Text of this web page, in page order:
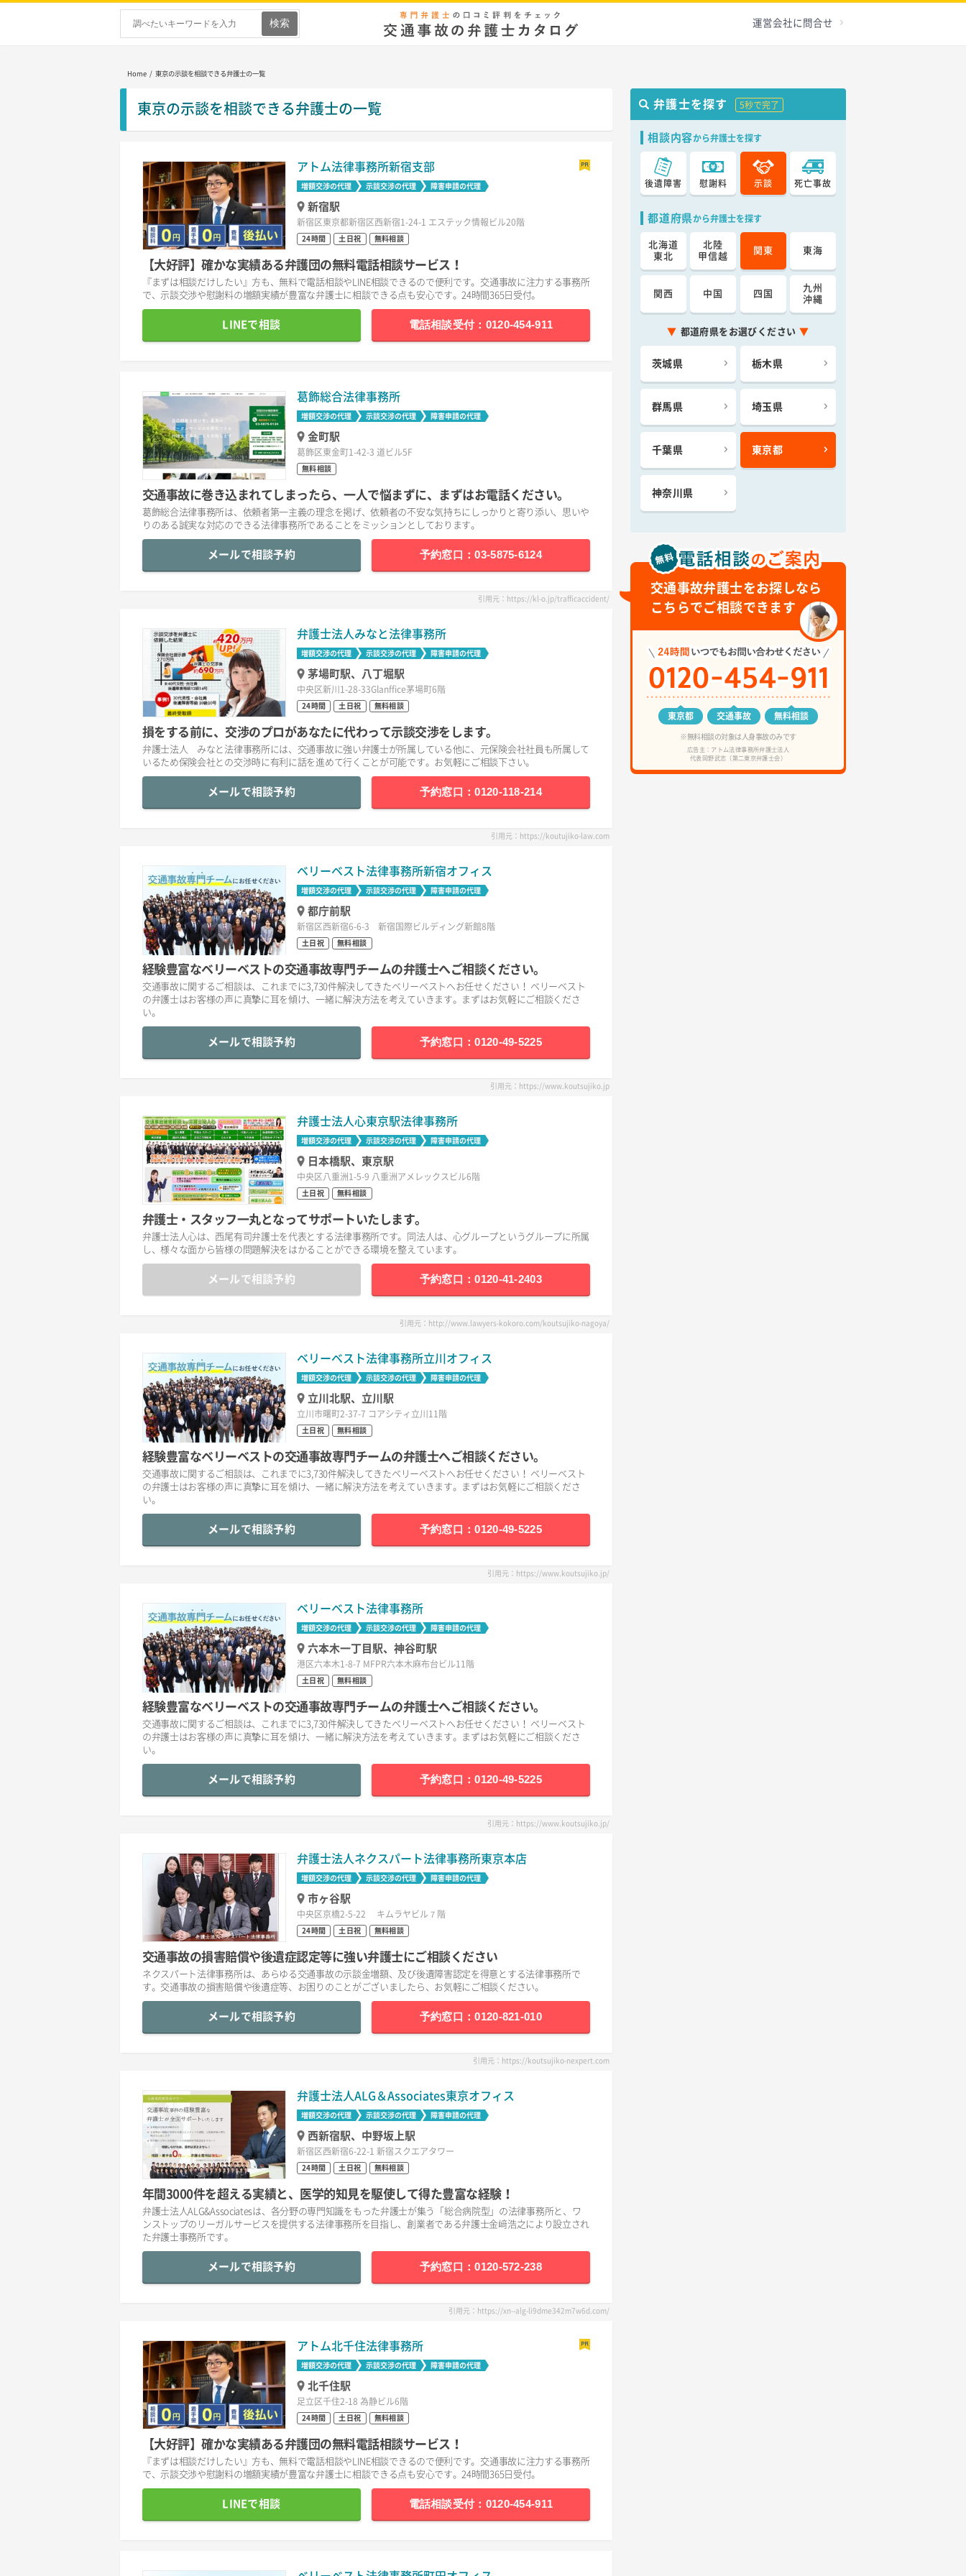
運営会社に問合せ
Home / 東京の示談を相談できる弁護士の一覧
東京の示談を相談できる弁護士の一覧
アトム法律事務所新宿支部
増額交渉の代理 示談交渉の代理 障害申請の代理
新宿駅
新宿区東京都新宿区西新宿1-24-1 エステック情報ビル20階
24時間 土日祝 無料相談
【大好評】確かな実績ある弁護団の無料電話相談サービス！
『まずは相談だけしたい』方も、無料で電話相談やLINE相談できるので便利です。交通事故に注力する事務所
で、示談交渉や慰謝料の増額実績が豊富な弁護士に相談できる点も安心です。24時間365日受付。
LINEで相談 電話相談受付：0120-454-911
葛飾総合法律事務所
増額交渉の代理 示談交渉の代理 障害申請の代理
金町駅
葛飾区東金町1-42-3 道ビル5F
無料相談
交通事故に巻き込まれてしまったら、一人で悩まずに、まずはお電話ください。
葛飾総合法律事務所は、依頼者第一主義の理念を掲げ、依頼者の不安な気持ちにしっかりと寄り添い、思いや
りのある誠実な対応のできる法律事務所であることをミッションとしております。
メールで相談予約 予約窓口：03-5875-6124
引用元：https://kl-o.jp/trafficaccident/
弁護士法人みなと法律事務所
増額交渉の代理 示談交渉の代理 障害申請の代理
茅場町駅、八丁堀駅
中央区新川1-28-33Glanffice茅場町6階
24時間 土日祝 無料相談
損をする前に、交渉のプロがあなたに代わって示談交渉をします。
弁護士法人 みなと法律事務所には、交通事故に強い弁護士が所属している他に、元保険会社社員も所属して
いるため保険会社との交渉時に有利に話を進めて行くことが可能です。お気軽にご相談下さい。
メールで相談予約 予約窓口：0120-118-214
引用元：https://koutujiko-law.com
ベリーベスト法律事務所新宿オフィス
増額交渉の代理 示談交渉の代理 障害申請の代理
都庁前駅
新宿区西新宿6-6-3 新宿国際ビルディング新館8階
土日祝 無料相談
経験豊富なベリーベストの交通事故専門チームの弁護士へご相談ください。
交通事故に関するご相談は、これまでに3,730件解決してきたベリーベストへお任せください！ ベリーベスト
の弁護士はお客様の声に真摯に耳を傾け、一緒に解決方法を考えていきます。まずはお気軽にご相談くださ
い。
メールで相談予約 予約窓口：0120-49-5225
引用元：https://www.koutsujiko.jp
弁護士法人心東京駅法律事務所
増額交渉の代理 示談交渉の代理 障害申請の代理
日本橋駅、東京駅
中央区八重洲1-5-9 八重洲アメレックスビル6階
土日祝 無料相談
弁護士・スタッフ一丸となってサポートいたします。
弁護士法人心は、西尾有司弁護士を代表とする法律事務所です。同法人は、心グループというグループに所属
し、様々な面から皆様の問題解決をはかることができる環境を整えています。
メールで相談予約 予約窓口：0120-41-2403
引用元：http://www.lawyers-kokoro.com/koutsujiko-nagoya/
ベリーベスト法律事務所立川オフィス
増額交渉の代理 示談交渉の代理 障害申請の代理
立川北駅、立川駅
立川市曙町2-37-7 コアシティ立川11階
土日祝 無料相談
経験豊富なベリーベストの交通事故専門チームの弁護士へご相談ください。
交通事故に関するご相談は、これまでに3,730件解決してきたベリーベストへお任せください！ ベリーベスト
の弁護士はお客様の声に真摯に耳を傾け、一緒に解決方法を考えていきます。まずはお気軽にご相談くださ
い。
メールで相談予約 予約窓口：0120-49-5225
引用元：https://www.koutsujiko.jp/
ベリーベスト法律事務所
増額交渉の代理 示談交渉の代理 障害申請の代理
六本木一丁目駅、神谷町駅
港区六本木1-8-7 MFPR六本木麻布台ビル11階
土日祝 無料相談
経験豊富なベリーベストの交通事故専門チームの弁護士へご相談ください。
交通事故に関するご相談は、これまでに3,730件解決してきたベリーベストへお任せください！ ベリーベスト
の弁護士はお客様の声に真摯に耳を傾け、一緒に解決方法を考えていきます。まずはお気軽にご相談くださ
い。
メールで相談予約 予約窓口：0120-49-5225
引用元：https://www.koutsujiko.jp/
弁護士法人ネクスパート法律事務所東京本店
増額交渉の代理 示談交渉の代理 障害申請の代理
市ヶ谷駅
中央区京橋2-5-22 キムラヤビル７階
24時間 土日祝 無料相談
交通事故の損害賠償や後遺症認定等に強い弁護士にご相談ください
ネクスパート法律事務所は、あらゆる交通事故の示談金増額、及び後遺障害認定を得意とする法律事務所で
す。交通事故の損害賠償や後遺症等、お困りのことがございましたら、お気軽にご相談ください。
メールで相談予約 予約窓口：0120-821-010
引用元：https://koutsujiko-nexpert.com
弁護士法人ALG＆Associates東京オフィス
増額交渉の代理 示談交渉の代理 障害申請の代理
西新宿駅、中野坂上駅
新宿区西新宿6-22-1 新宿スクエアタワー
24時間 土日祝 無料相談
年間3000件を超える実績と、医学的知見を駆使して得た豊富な経験！
弁護士法人ALG&Associatesは、各分野の専門知識をもった弁護士が集う「総合病院型」の法律事務所と、ワ
ンストップのリーガルサービスを提供する法律事務所を目指し、創業者である弁護士金﨑浩之により設立され
た弁護士事務所です。
メールで相談予約 予約窓口：0120-572-238
引用元：https://xn--alg-li9dme342m7w6d.com/
アトム北千住法律事務所
増額交渉の代理 示談交渉の代理 障害申請の代理
北千住駅
足立区千住2-18 為静ビル6階
24時間 土日祝 無料相談
【大好評】確かな実績ある弁護団の無料電話相談サービス！
『まずは相談だけしたい』方も、無料で電話相談やLINE相談できるので便利です。交通事故に注力する事務所
で、示談交渉や慰謝料の増額実績が豊富な弁護士に相談できる点も安心です。24時間365日受付。
LINEで相談 電話相談受付：0120-454-911
弁護士を探す 5秒で完了
相談内容から弁護士を探す
後遺障害 慰謝料 示談 死亡事故
都道府県から弁護士を探す
北海道
東北
北陸
甲信越
関東 東海
関西 中国 四国
九州
沖縄
都道府県をお選びください
茨城県 栃木県
群馬県 埼玉県
千葉県 東京都
神奈川県
交通事故弁護士をお探しなら
こちらでご相談できます
東京都 交通事故 無料相談
※無料相談の対象は人身事故のみです
広告主：アトム法律事務所弁護士法人
代表岡野武志（第二東京弁護士会）